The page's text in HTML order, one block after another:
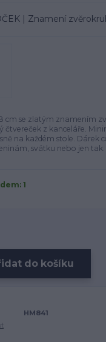
cm se zlatým znamením
čtvereček z kanceláře.
na každém stole. Dárek
svátku nebo jen tak.
1
do košíku
HM841